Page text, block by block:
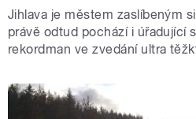
Jihlava je městem zaslíbeným
právě odtud pochází i úřadující
rekordman ve zvedání ultra